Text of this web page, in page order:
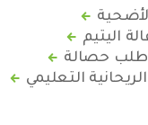
اليتيم
طلب حصالة
التعليمي